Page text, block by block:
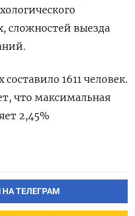
сложностей выезда
1611 человек.
что максимальная
2,45%
ТЕЛЕГРАМ